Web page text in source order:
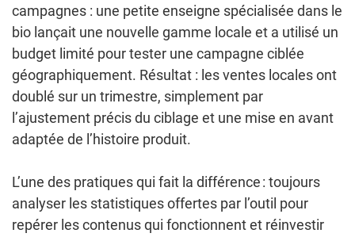
campagnes : une petite enseigne spécialisée dans le
bio lançait une nouvelle gamme locale et a utilisé un
budget limité pour tester une campagne ciblée
géographiquement. Résultat : les ventes locales ont
doublé sur un trimestre, simplement par
l’ajustement précis du ciblage et une mise en avant
adaptée de l’histoire produit.
L’une des pratiques qui fait la différence : toujours
analyser les statistiques offertes par l’outil pour
repérer les contenus qui fonctionnent et réinvestir